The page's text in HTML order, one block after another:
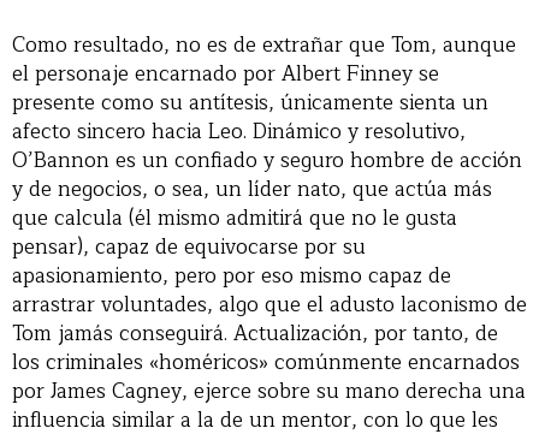
Como resultado, no es de extrañar que Tom, aunque
el personaje encarnado por Albert Finney se
presente como su antítesis, únicamente sienta un
afecto sincero hacia Leo. Dinámico y resolutivo,
O’Bannon es un confiado y seguro hombre de acción
y de negocios, o sea, un líder nato, que actúa más
que calcula (él mismo admitirá que no le gusta
pensar), capaz de equivocarse por su
apasionamiento, pero por eso mismo capaz de
arrastrar voluntades, algo que el adusto laconismo de
Tom jamás conseguirá. Actualización, por tanto, de
los criminales «homéricos» comúnmente encarnados
por James Cagney, ejerce sobre su mano derecha una
influencia similar a la de un mentor, con lo que les